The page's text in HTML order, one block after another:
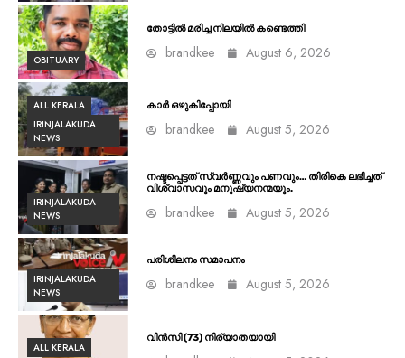
OBITUARY
തോട്ടിൽ മരിച്ച നിലയിൽ കണ്ടെത്തി
brandkee August 6, 2026
ALL KERALA
IRINJALAKUDA
NEWS
കാർ ഒഴുകിപ്പോയി
brandkee August 5, 2026
IRINJALAKUDA
NEWS
നഷ്ടപ്പെട്ടത് സ്വർണ്ണവും പണവും… തിരികെ ലഭിച്ചത്
വിശ്വാസവും മനുഷ്യനന്മയും.
brandkee August 5, 2026
IRINJALAKUDA
NEWS
പരിശീലനം സമാപനം
brandkee August 5, 2026
ALL KERALA
വിൻസി (73) നിര്യാതയായി